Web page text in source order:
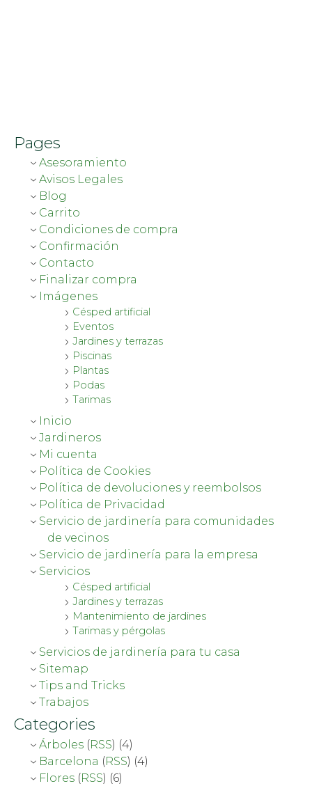
Pages
Asesoramiento
Avisos Legales
Blog
Carrito
Condiciones de compra
Confirmación
Contacto
Finalizar compra
Imágenes
Césped artificial
Eventos
Jardines y terrazas
Piscinas
Plantas
Podas
Tarimas
Inicio
Jardineros
Mi cuenta
Política de Cookies
Política de devoluciones y reembolsos
Política de Privacidad
Servicio de jardinería para comunidades
de vecinos
Servicio de jardinería para la empresa
Servicios
Césped artificial
Jardines y terrazas
Mantenimiento de jardines
Tarimas y pérgolas
Servicios de jardinería para tu casa
Sitemap
Tips and Tricks
Trabajos
Categories
Árboles (RSS) (4)
Barcelona (RSS) (4)
Flores (RSS) (6)